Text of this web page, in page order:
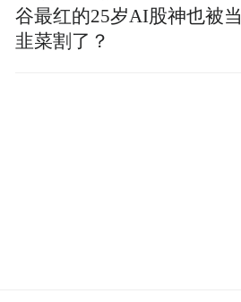
谷最红的25岁AI股神也被当
韭菜割了？